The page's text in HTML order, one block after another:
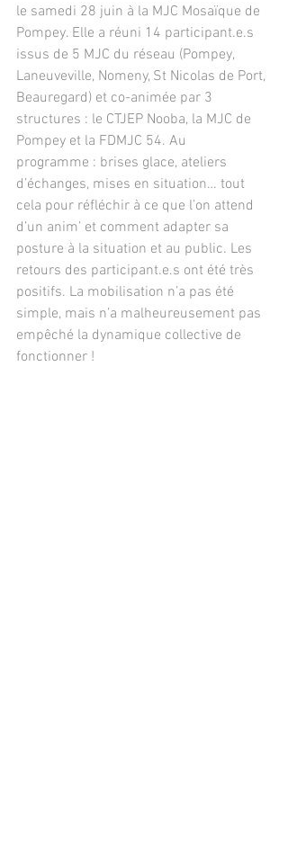
le samedi 28 juin à la MJC Mosaïque de
Pompey. Elle a réuni 14 participant.e.s
issus de 5 MJC du réseau (Pompey,
Laneuveville, Nomeny, St Nicolas de Port,
Beauregard) et co-animée par 3
structures : le CTJEP Nooba, la MJC de
Pompey et la FDMJC 54. Au
programme : brises glace, ateliers
d’échanges, mises en situation… tout
cela pour réfléchir à ce que l’on attend
d’un anim’ et comment adapter sa
posture à la situation et au public. Les
retours des participant.e.s ont été très
positifs. La mobilisation n’a pas été
simple, mais n’a malheureusement pas
empêché la dynamique collective de
fonctionner !